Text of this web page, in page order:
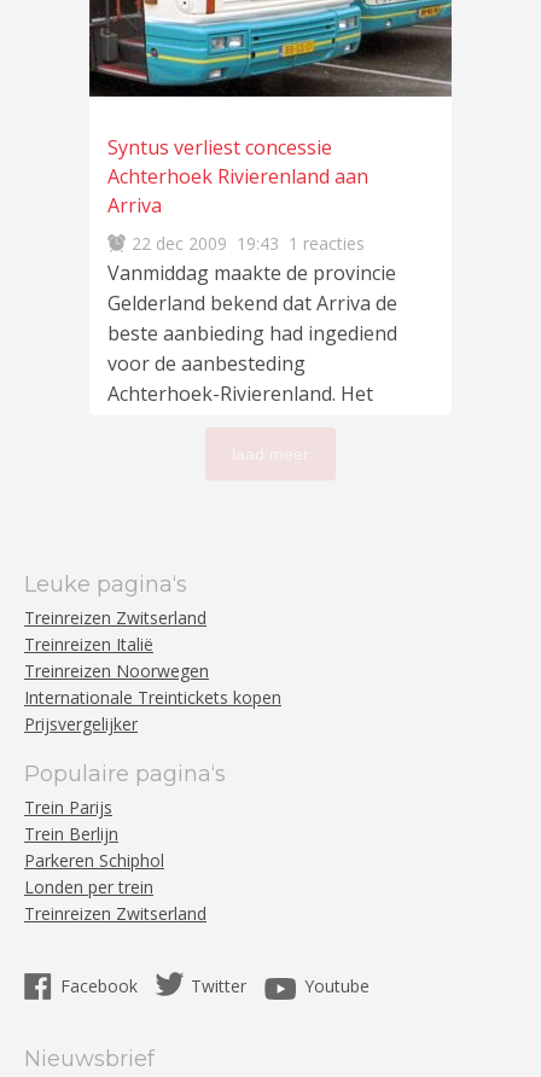
Syntus verliest concessie
Achterhoek Rivierenland aan
Arriva
22 dec 2009 19:43 1 reacties
Vanmiddag maakte de provincie
Gelderland bekend dat Arriva de
beste aanbieding had ingediend
voor de aanbesteding
Achterhoek-Rivierenland. Het
betreft eenlees meer…
Leuke pagina‘s
Treinreizen Zwitserland
Treinreizen Italië
Treinreizen Noorwegen
Internationale Treintickets kopen
Prijsvergelijker
Populaire pagina‘s
Trein Parijs
Trein Berlijn
Parkeren Schiphol
Londen per trein
Treinreizen Zwitserland
Facebook Twitter Youtube
Nieuwsbrief